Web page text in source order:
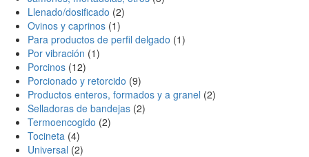
Llenado/dosificado (2)
Ovinos y caprinos (1)
Para productos de perfil delgado (1)
Por vibración (1)
Porcinos (12)
Porcionado y retorcido (9)
Productos enteros, formados y a granel (2)
Selladoras de bandejas (2)
Termoencogido (2)
Tocineta (4)
Universal (2)